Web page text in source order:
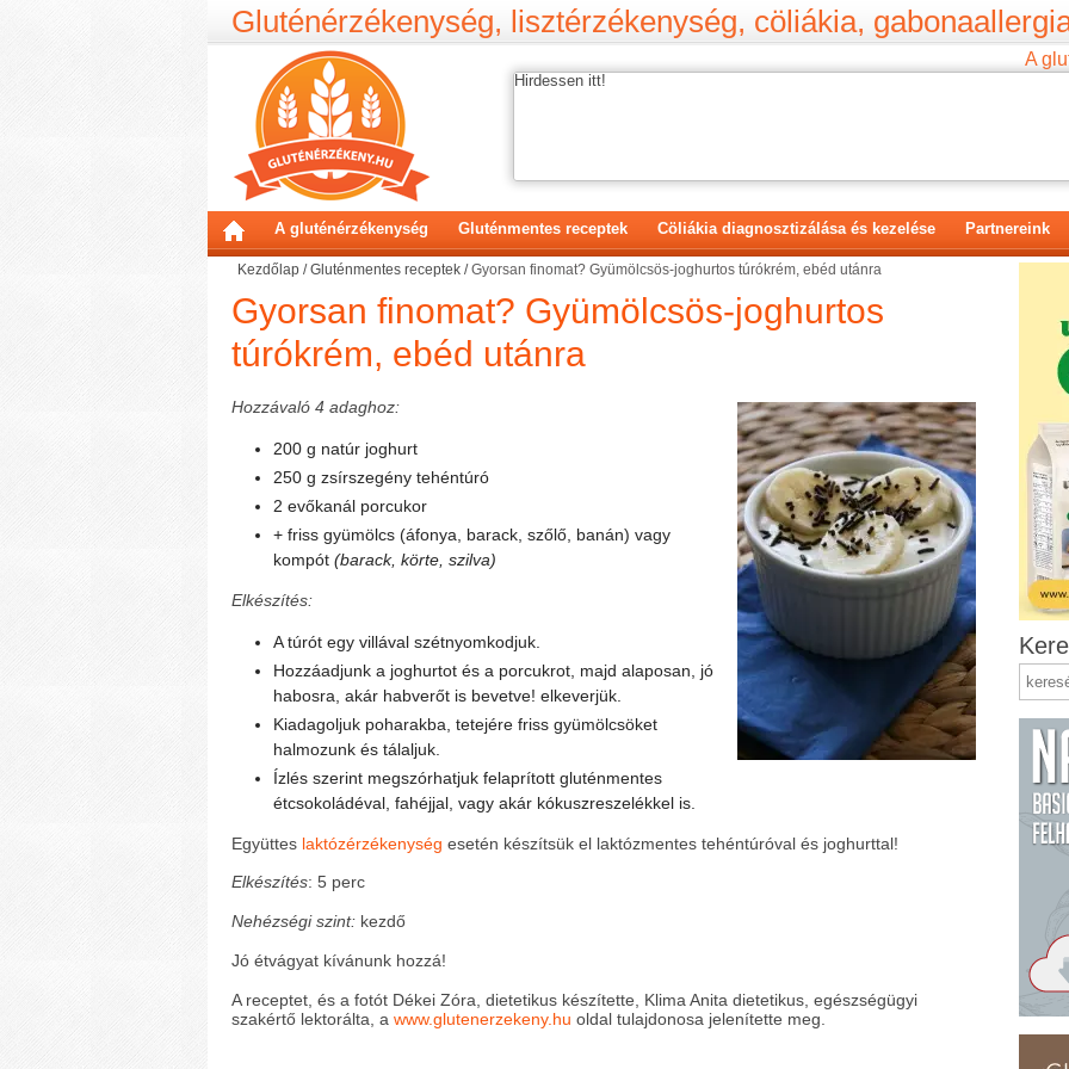
Gluténérzékenység, lisztérzékenység, cöliákia,
A
Hirdessen itt!
A gluténérzékenység Gluténmentes receptek Cöliákia diagnosztizálása és kezelése Partnereink
Kezdőlap /Gluténmentes receptek /Gyorsan finomat? Gyümölcsös-joghurtos túrókrém, ebéd utánra
Gyorsan finomat? Gyümölcsös-joghurtos
túrókrém, ebéd utánra
Hozzávaló 4 adaghoz:
200 g natúr joghurt
250 g zsírszegény tehéntúró
2 evőkanál porcukor
+ friss gyümölcs (áfonya, barack, szőlő, banán) vagy
kompót (barack, körte, szilva)
Elkészítés:
A túrót egy villával szétnyomkodjuk.
Hozzáadjunk a joghurtot és a porcukrot, majd alaposan, jó
habosra, akár habverőt is bevetve! elkeverjük.
Kiadagoljuk poharakba, tetejére friss gyümölcsöket
halmozunk és tálaljuk.
Ízlés szerint megszórhatjuk felaprított gluténmentes
étcsokoládéval, fahéjjal, vagy akár kókuszreszelékkel is.
Együttes laktózérzékenység esetén készítsük el laktózmentes tehéntúróval és joghurttal!
Elkészítés: 5 perc
Nehézségi szint: kezdő
Jó étvágyat kívánunk hozzá!
A receptet, és a fotót Dékei Zóra, dietetikus készítette, Klima Anita dietetikus, egészségügyi
szakértő lektorálta, a www.glutenerzekeny.hu oldal tulajdonosa jelenítette meg.